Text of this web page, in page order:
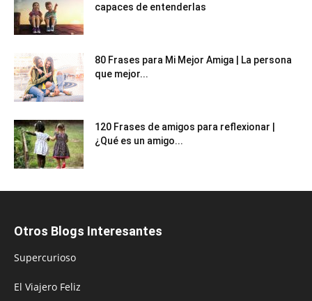
capaces de entenderlas
80 Frases para Mi Mejor Amiga | La persona
que mejor...
120 Frases de amigos para reflexionar |
¿Qué es un amigo...
Otros Blogs Interesantes
Supercurioso
El Viajero Feliz